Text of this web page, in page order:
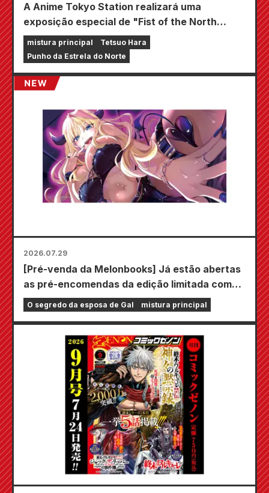
A Anime Tokyo Station realizará uma
exposição especial de "Fist of the North
Star"!!
mistura principal
Tetsuo Hara
Punho da Estrela do Norte
2026.07.29
[Pré-venda da Melonbooks] Já estão abertas
as pré-encomendas da edição limitada com
um tapete de jogo especial com uma
ilustração deslumbrante de Fuyuki Tojo
Secret of the Gal Bride" será lançado em 20
de outubro!
O segredo da esposa de Gal mistura principal